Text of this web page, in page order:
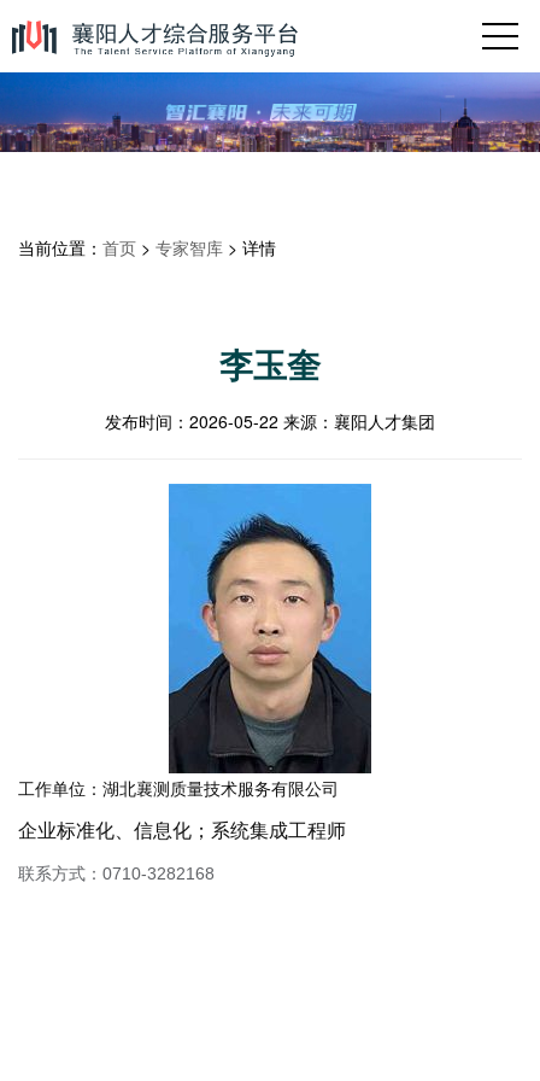
当前位置： 首页 > 专家智库 > 详情
李玉奎
发布时间： 2026-05-22 来源： 襄阳人才集团
工作单位：湖北襄测质量技术服务有限公司
企业标准化、信息化；系统集成工程师
联系方式：0710-3282168